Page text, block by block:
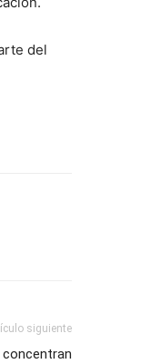
del
siguiente
concentran